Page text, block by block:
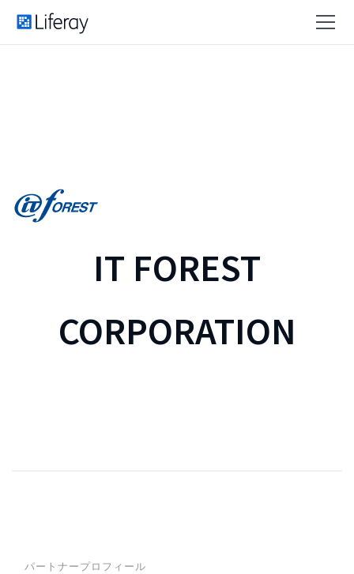
IT FOREST
CORPORATION
パートナープロフィール